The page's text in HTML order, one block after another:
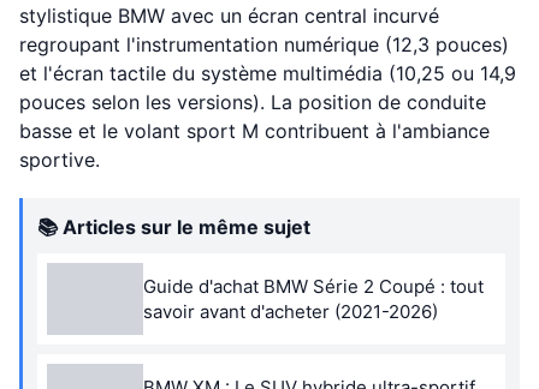
stylistique BMW avec un écran central incurvé
regroupant l'instrumentation numérique (12,3 pouces)
et l'écran tactile du système multimédia (10,25 ou 14,9
pouces selon les versions). La position de conduite
basse et le volant sport M contribuent à l'ambiance
sportive.
📚 Articles sur le même sujet
Guide d'achat BMW Série 2 Coupé : tout
savoir avant d'acheter (2021-2026)